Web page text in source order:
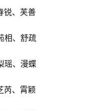
锐、芙善
相、舒疏
瑶、漫蝶
芮、霄颖